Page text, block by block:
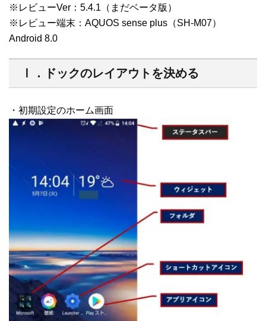
※レビューVer：5.4.1（まだベータ版）
※レビュー端末：AQUOS sense plus（SH-M07）
Android 8.0
Ⅰ．ドックのレイアウトを決める
・初期設定のホーム画面